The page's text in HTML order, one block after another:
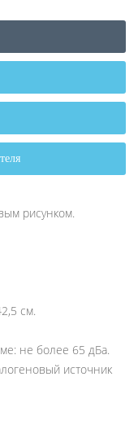
рисунком.
см.
не более 65 дБа.
источник